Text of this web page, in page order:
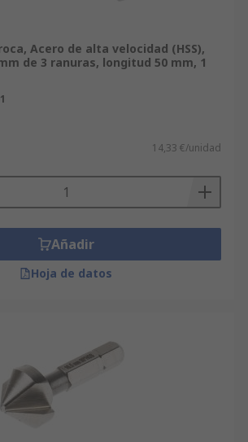
Acero de alta velocidad (HSS),
de 3 ranuras, longitud 50 mm, 1
14,33 €/unidad
Añadir
Hoja de datos